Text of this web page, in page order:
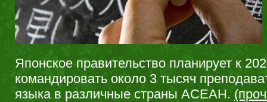
Японское правительство планирует к
командировать около 3 тысяч
языка в различные страны АСЕАН.